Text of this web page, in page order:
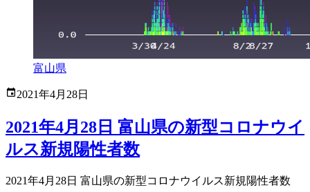
富山県
2021年4月28日
2021年4月28日 富山県の新型コロナウイ
ルス新規陽性者数
2021年4月28日 富山県の新型コロナウイルス新規陽性者数